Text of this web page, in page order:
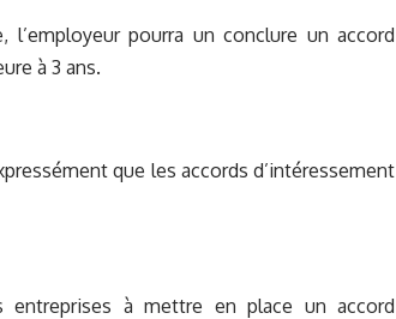
pourra un conclure un accord
à 3 ans.
que les accords d’intéressement
à mettre en place un accord